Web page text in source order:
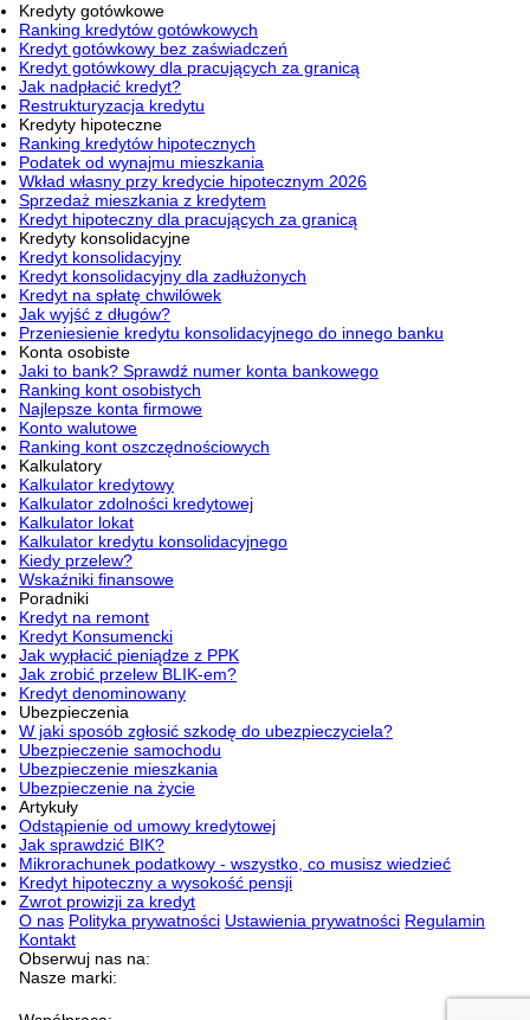
Kredyty gotówkowe
Ranking kredytów gotówkowych
Kredyt gotówkowy bez zaświadczeń
Kredyt gotówkowy dla pracujących za granicą
Jak nadpłacić kredyt?
Restrukturyzacja kredytu
Kredyty hipoteczne
Ranking kredytów hipotecznych
Podatek od wynajmu mieszkania
Wkład własny przy kredycie hipotecznym 2026
Sprzedaż mieszkania z kredytem
Kredyt hipoteczny dla pracujących za granicą
Kredyty konsolidacyjne
Kredyt konsolidacyjny
Kredyt konsolidacyjny dla zadłużonych
Kredyt na spłatę chwilówek
Jak wyjść z długów?
Przeniesienie kredytu konsolidacyjnego do innego banku
Konta osobiste
Jaki to bank? Sprawdź numer konta bankowego
Ranking kont osobistych
Najlepsze konta firmowe
Konto walutowe
Ranking kont oszczędnościowych
Kalkulatory
Kalkulator kredytowy
Kalkulator zdolności kredytowej
Kalkulator lokat
Kalkulator kredytu konsolidacyjnego
Kiedy przelew?
Wskaźniki finansowe
Poradniki
Kredyt na remont
Kredyt Konsumencki
Jak wypłacić pieniądze z PPK
Jak zrobić przelew BLIK-em?
Kredyt denominowany
Ubezpieczenia
W jaki sposób zgłosić szkodę do ubezpieczyciela?
Ubezpieczenie samochodu
Ubezpieczenie mieszkania
Ubezpieczenie na życie
Artykuły
Odstąpienie od umowy kredytowej
Jak sprawdzić BIK?
Mikrorachunek podatkowy - wszystko, co musisz wiedzieć
Kredyt hipoteczny a wysokość pensji
Zwrot prowizji za kredyt
O nas Polityka prywatności Ustawienia prywatności Regulamin
Kontakt
Obserwuj nas na:
Nasze marki: